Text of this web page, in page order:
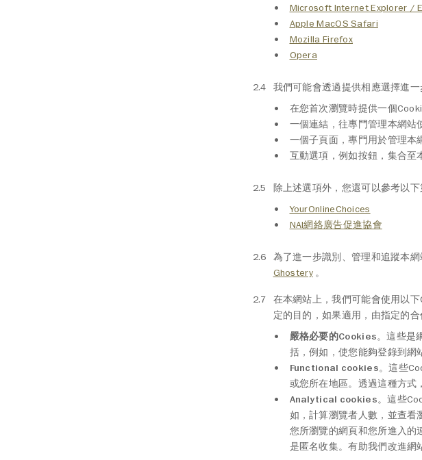
Microsoft Internet Explorer /
Apple MacOS Safari
Mozilla Firefox
Opera
我們可能會透過提供相應選擇進
在您首次瀏覽時提供一個
一個連結，往專門管理本網站
一個子頁面，專門用於管理
互動選項，例如按鈕，集合至
除上述選項外，您還可以參考以
YourOnlineChoices
NAI網絡廣告促進協會
為了進一步識別、管理和追蹤本
Ghostery。
在本網站上，我們可能會使用以
定的目的，如果適用，由指定的
嚴格必要的Cookies。這些是
括，例如，使您能夠登錄到網
Functional cookies。這些
或您所在地區。透過這種方式
Analytical cookies。這些
如，計算瀏覽者人數，並查看
您所瀏覽的網頁和您所進入的
是匿名收集。有助我們改進網